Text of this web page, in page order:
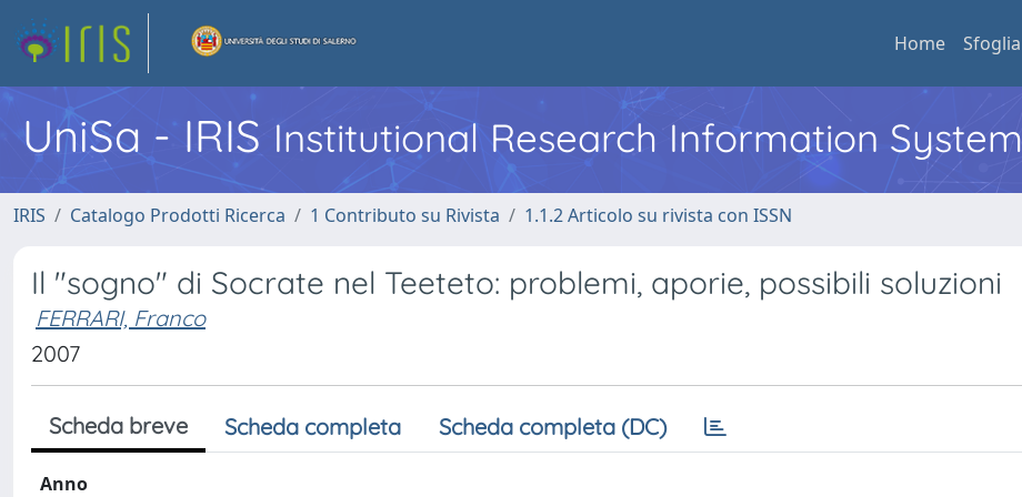
Home Sfoglia
UniSa - IRIS Institutional Research Information System
IRIS Catalogo Prodotti Ricerca 1 Contributo su Rivista 1.1.2 Articolo su rivista con ISSN
Il "sogno" di Socrate nel Teeteto: problemi, aporie, possibili soluzioni
FERRARI, Franco
2007
Scheda breve Scheda completa Scheda completa (DC)
Anno